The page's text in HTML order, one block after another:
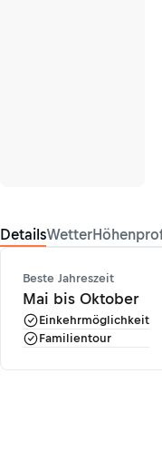
DetailsWetter
Beste Jahreszeit
Mai bis Oktober
Einkehrmöglichkeit
Familientour